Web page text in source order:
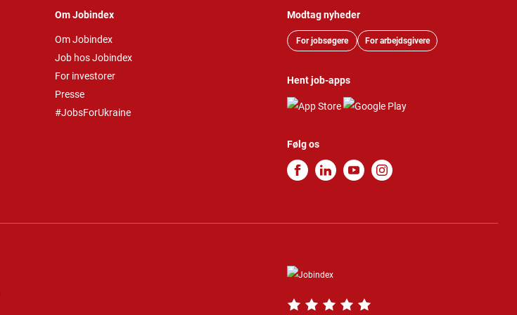
Om Jobindex
Om Jobindex
Job hos Jobindex
For investorer
Presse
#JobsForUkraine
Modtag nyheder
For jobsøgere For arbejdsgivere
Hent job-apps
Følg os